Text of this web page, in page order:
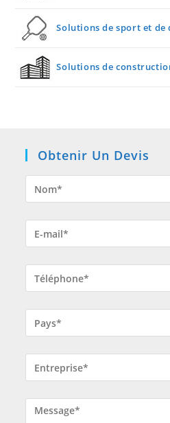
Solutions de sport et de
Solutions de
Obtenir Un Devis